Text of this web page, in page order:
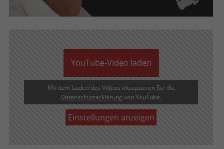
YouTube-Video laden
Mit dem Laden des Videos akzeptieren Sie die
Datenschutzerklärung von YouTube.
Einstellungen anzeigen
Zweck
eines Benutzer-Logins die Session-ID.
So kann der eingeloggte Benutzer
gewährt.
Analysebericht der Website zu
_gid
Google Analytics